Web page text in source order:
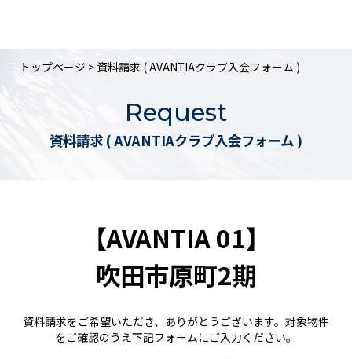
トップページ > 資料請求 ( AVANTIAクラブ入会フォーム )
Request
資料請求 ( AVANTIAクラブ入会フォーム )
【AVANTIA 01】
吹田市原町2期
資料請求をご希望いただき、ありがとうございます。対象物件
をご確認のうえ下記フォームにご入力ください。